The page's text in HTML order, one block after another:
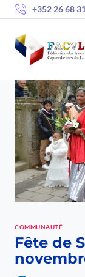
Skip
to
content
+352 26 68
COMMUNAUTÉ
Fête de